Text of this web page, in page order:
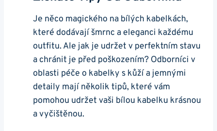
Je něco magického na bílých kabelkách,
které dodávají šmrnc a eleganci každému
outfitu. Ale jak je ‌udržet ‌v perfektním stavu
a chránit je před poškozením? Odborníci v
oblasti péče o kabelky s kůží a jemnými
detaily mají několik tipů, které‍ vám
pomohou udržet ⁤vaši bílou kabelku krásnou
a vyčištěnou.